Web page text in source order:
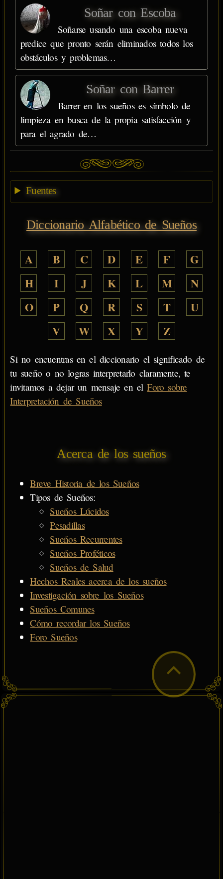
Soñar con Escoba
Soñarse usando una escoba nueva
predice que pronto serán eliminados todos los
obstáculos y problemas…
Soñar con Barrer
Barrer en los sueños es símbolo de
limpieza en busca de la propia satisfacción y
para el agrado de…
Fuentes
Diccionario Alfabético de Sueños
A B C D E F
G
H
I J K L M
N
O
P Q R S T
U
V
W X Y Z
Si no encuentras en el diccionario el significado de
tu sueño o no logras interpretarlo claramente, te
invitamos a dejar un mensaje en elForo sobre
Interpretación de Sueños
Acerca de los sueños
Breve Historia de los Sueños
Tipos de Sueños:
Sueños Lúcidos
Pesadillas
Sueños Recurrentes
Sueños Proféticos
Sueños de Salud
Hechos Reales acerca de los sueños
Investigación sobre los Sueños
Sueños Comunes
Cómo recordar los Sueños
Foro Sueños